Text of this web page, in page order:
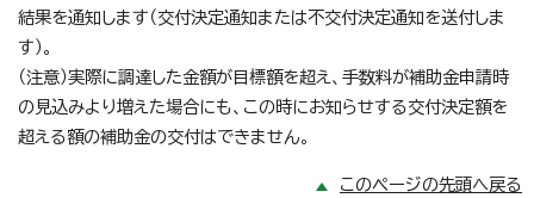
結果を通知します（交付決定通知または不交付決定通知を送付しま
す）。
（注意）実際に調達した金額が目標額を超え、手数料が補助金申請時
の見込みより増えた場合にも、この時にお知らせする交付決定額を
超える額の補助金の交付はできません。
このページの先頭へ戻る